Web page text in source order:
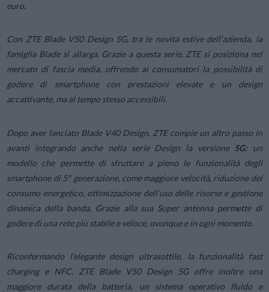
euro.
Con ZTE Blade V50 Design 5G, tra le novità estive dell’azienda, la
famiglia Blade si allarga. Grazie a questa serie, ZTE si posiziona nel
mercato di fascia media, offrendo ai consumatori la possibilità di
godere di smartphone con prestazioni elevate e un design
accattivante, ma al tempo stesso accessibili.
Dopo aver lanciato Blade V40 Design, ZTE compie un altro passo in
avanti integrando anche nella serie Design la versione 5G: un
modello che permette di sfruttare a pieno le funzionalità degli
smartphone di 5° generazione, come maggiore velocità, riduzione del
consumo energetico, ottimizzazione dell’uso delle risorse e gestione
dinamica della banda. Grazie alla sua Super antenna permette di
godere di una rete più stabile e veloce, ovunque e in ogni momento.
Riconfermando l’elegante design ultrasottile, la funzionalità fast
charging eNFC, ZTE Blade V50 Design 5G offre inoltre una
maggiore durata della batteria, un sistema operativo fluido e